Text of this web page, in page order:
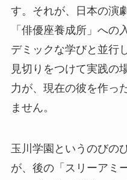
す。それが、日本の演
「俳優座養成所」への
デミックな学びと並行
見切りをつけて実践の
力が、現在の彼を作っ
ません。
玉川学園というのびの
が、後の「スリーアミ